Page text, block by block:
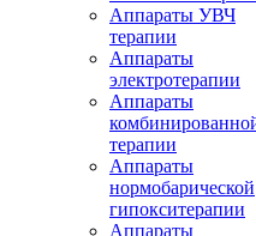
Аппараты УВЧ
терапии
Аппараты
электротерапии
Аппараты
терапии
Аппараты
нормобарической
гипокситерапии
Аппараты